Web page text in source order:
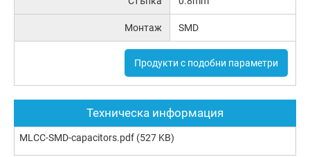
Монтаж SMD
Продукти с подобни параметри
Техническа информация
MLCC-SMD-capacitors.pdf (527 KB)